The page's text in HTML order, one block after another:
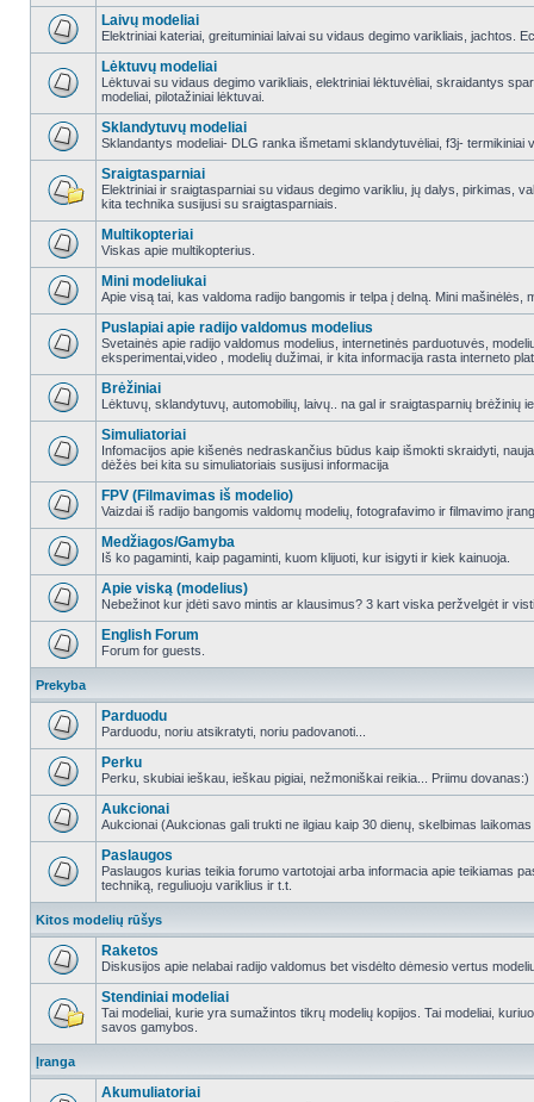
Laivų modeliai
Elektriniai kateriai, greituminiai laivai su vidaus degimo varikliais, jachtos.
Lėktuvų modeliai
Lėktuvai su vidaus degimo varikliais, elektriniai lėktuvėliai, skraidantys
modeliai, pilotažiniai lėktuvai.
Sklandytuvų modeliai
Sklandantys modeliai- DLG ranka išmetami sklandytuvėliai, f3j-
Sraigtasparniai
Elektriniai ir sraigtasparniai su vidaus degimo varikliu, jų dalys, pirkimas,
kita technika susijusi su sraigtasparniais.
Multikopteriai
Viskas apie multikopterius.
Mini modeliukai
Apie visą tai, kas valdoma radijo bangomis ir telpa į delną. Mini mašinėlės,
Puslapiai apie radijo valdomus modelius
Svetainės apie radijo valdomus modelius, internetinės parduotuvės,
eksperimentai,video , modelių dužimai, ir kita informacija rasta interneto
Brėžiniai
Lėktuvų, sklandytuvų, automobilių, laivų.. na gal ir sraigtasparnių brėžinių
Simuliatoriai
Infomacijos apie kišenės nedraskančius būdus kaip išmokti skraidyti,
dėžės bei kita su simuliatoriais susijusi informacija
FPV (Filmavimas iš modelio)
Vaizdai iš radijo bangomis valdomų modelių, fotografavimo ir filmavimo
Medžiagos/Gamyba
Iš ko pagaminti, kaip pagaminti, kuom klijuoti, kur isigyti ir kiek kainuoja.
Apie viską (modelius)
Nebežinot kur įdėti savo mintis ar klausimus? 3 kart viska peržvelgėt ir
English Forum
Forum for guests.
Prekyba
Parduodu
Parduodu, noriu atsikratyti, noriu padovanoti...
Perku
Perku, skubiai ieškau, ieškau pigiai, nežmoniškai reikia... Priimu dovanas:)
Aukcionai
Aukcionai (Aukcionas gali trukti ne ilgiau kaip 30 dienų, skelbimas
Paslaugos
Paslaugos kurias teikia forumo vartotojai arba informacia apie teikiamas
techniką, reguliuoju variklius ir t.t.
Kitos modelių rūšys
Raketos
Diskusijos apie nelabai radijo valdomus bet visdėlto dėmesio vertus
Stendiniai modeliai
Tai modeliai, kurie yra sumažintos tikrų modelių kopijos. Tai modeliai,
savos gamybos.
Įranga
Akumuliatoriai